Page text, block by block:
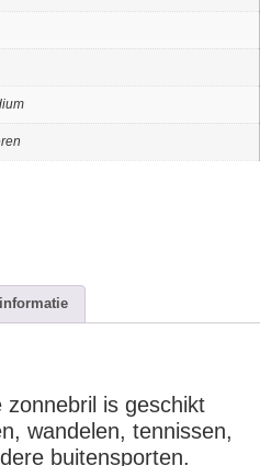
zonnebril is geschikt
wandelen, tennissen,
buitensporten.